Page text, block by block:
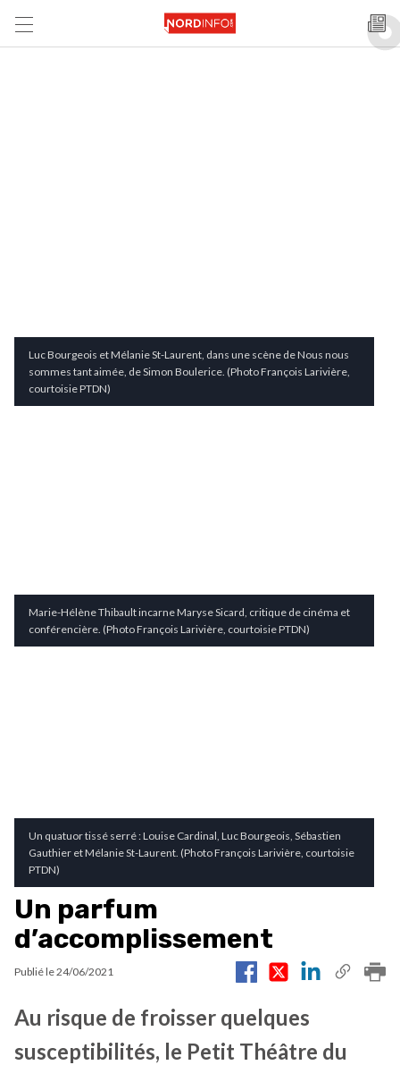
Luc Bourgeois et Mélanie St-Laurent, dans une scène de Nous nous
sommes tant aimée, de Simon Boulerice. (Photo François Larivière,
courtoisie PTDN)
Marie-Hélène Thibault incarne Maryse Sicard, critique de cinéma et
conférencière. (Photo François Larivière, courtoisie PTDN)
Un quatuor tissé serré : Louise Cardinal, Luc Bourgeois, Sébastien
Gauthier et Mélanie St-Laurent. (Photo François Larivière, courtoisie
PTDN)
Un parfum
d’accomplissement
Publié le24/06/2021
Au risque de froisser quelques
susceptibilités, le Petit Théâtre du